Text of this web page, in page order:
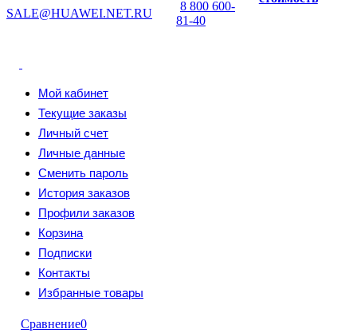
SALE@HUAWEI.NET.RU
8 800 600-
81-40
Мой кабинет
Текущие заказы
Личный счет
Личные данные
Сменить пароль
История заказов
Профили заказов
Корзина
Подписки
Контакты
Избранные товары
Сравнение0